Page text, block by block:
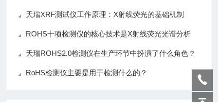
天瑞XRF测试仪工作原理：X射线荧光的基础机制
ROHS十项检测仪的核心技术是X射线荧光光谱分析
天瑞ROHS2.0检测仪在生产环节中扮演了什么角色？
RoHS检测仪主要是用于检测什么的？